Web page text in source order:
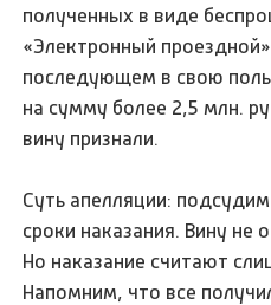
полученных в виде
«Электронный
последующем в свою
на сумму более 2,5 млн.
вину признали.
Суть апелляции:
сроки наказания. Вину не
Но наказание считают
Напомним, что все